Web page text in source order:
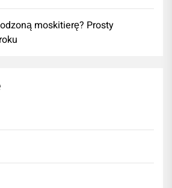
moskitierę? Prosty